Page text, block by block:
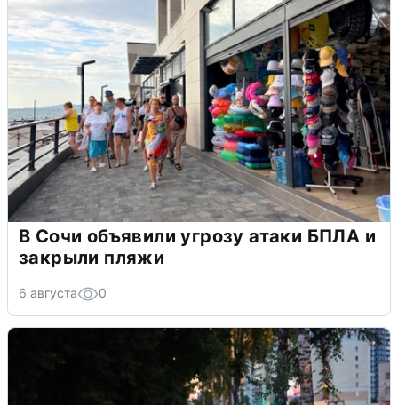
В Сочи объявили угрозу атаки БПЛА и
закрыли пляжи
6 августа 0